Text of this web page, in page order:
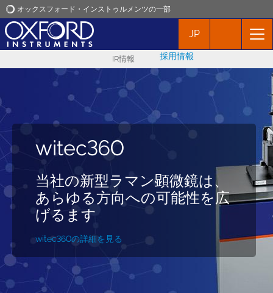
オックスフォード・インストゥルメンツの一部
オックスフォード・インストゥルメンツ
アプリケーション
プロダクト
イベント
JP
IR情報 採用情報
witec360
当社の新型ラマン顕微鏡は、
あらゆる方向への可能性を広
げるます
witec360の詳細を見る
第21回ラマンイメー
ジングシンポジウム
9月29日～10月1日、ドイ
ツ・ウルム
RISE:ラマンSEM
相関ラマンイメージングと走
査型電子顕微鏡